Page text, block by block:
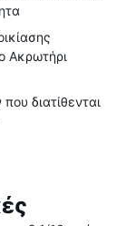
Ακρωτήρι
διατίθενται